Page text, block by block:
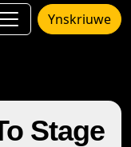
Ynskriuwe
Stage